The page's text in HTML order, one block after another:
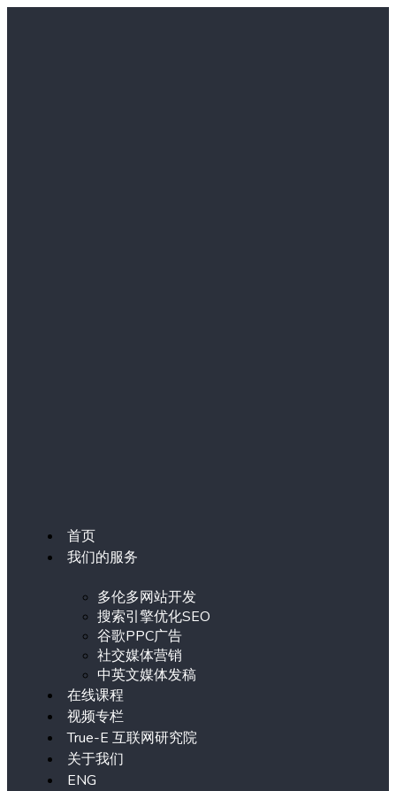
首页
我们的服务
多伦多网站开发
搜索引擎优化SEO
谷歌PPC广告
社交媒体营销
中英文媒体发稿
在线课程
视频专栏
True-E 互联网研究院
关于我们
ENG